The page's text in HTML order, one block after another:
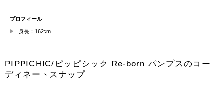
プロフィール
身長：162cm
PIPPICHIC/ピッピシック Re-born パンプスのコー
ディネートスナップ